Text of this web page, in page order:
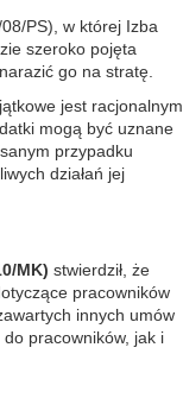
PS), w której Izba
szeroko pojęta
go na stratę.
jest racjonalnym
mogą być uznane
przypadku
działań jej
MK) stwierdził, że
pracowników
innych umów
pracowników, jak i